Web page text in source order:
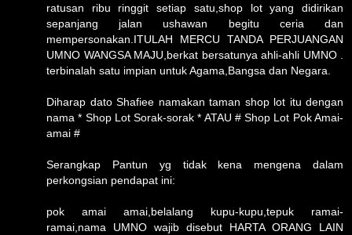
ratusan ribu ringgit setiap satu,shop lot yang didirikan
sepanjang jalan ushawan begitu ceria dan
mempersonakan.ITULAH MERCU TANDA PERJUANGAN
UMNO WANGSA MAJU,berkat bersatunya ahli-ahli UMNO .
terbinalah satu impian untuk Agama,Bangsa dan Negara.
Diharap dato Shafiee namakan taman shop lot itu dengan
nama * Shop Lot Sorak-sorak * ATAU # Shop Lot Pok Amai-
amai #
Serangkap Pantun yg tidak kena mengena dalam
perkongsian pendapat ini:
pok amai amai,belalang kupu-kupu,tepuk ramai-
ramai,nama UMNO wajib disebut HARTA ORANG LAIN